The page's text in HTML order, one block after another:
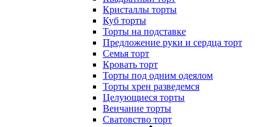
Кристаллы торты
Куб торты
Торты на подставке
Предложение руки и сердца торт
Семья торт
Кровать торт
Торты под одним одеялом
Торты хрен разведемся
Целующиеся торты
Венчание торты
Сватовство торт